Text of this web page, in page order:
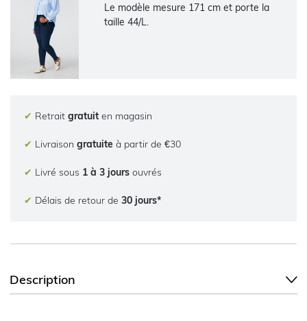
Le modèle mesure 171 cm et porte la
taille 44/L.
✔ Retrait gratuit en magasin
✔ Livraison gratuite à partir de €30
✔ Livré sous 1 à 3 jours ouvrés
✔ Délais de retour de 30 jours*
Description